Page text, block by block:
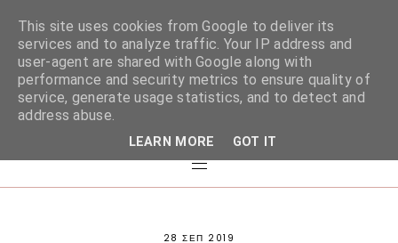
28 ΣΕΠ 2019
This site uses cookies from Google to deliver its
services and to analyze traffic. Your IP address and
user-agent are shared with Google along with
performance and security metrics to ensure quality of
service, generate usage statistics, and to detect and
address abuse.
LEARN MORE GOT IT